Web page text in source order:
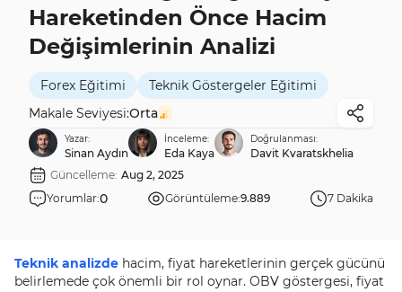
Hareketinden Önce Hacim
Değişimlerinin Analizi
Forex Eğitimi
Teknik Göstergeler Eğitimi
Makale Seviyesi:Orta
Yazar:
Sinan Aydın
İnceleme:
Eda Kaya
Doğrulanması:
Davit Kvaratskhelia
Güncelleme: Aug 2, 2025
Yorumlar:0 Görüntüleme:9.889 7 Dakika
Teknik analizde hacim, fiyat hareketlerinin gerçek gücünü
belirlemede çok önemli bir rol oynar. OBV göstergesi, fiyat